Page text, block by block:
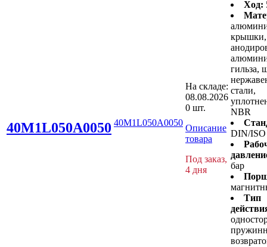
40M1L050A0050 40M1L050A0050
На складе:
08.08.2026
0 шт.
Описание
товара
Под заказ,
4 дня
Ход:
крышки,
гильза,
стали,
NBR
DIN/ISO
бар
Тип